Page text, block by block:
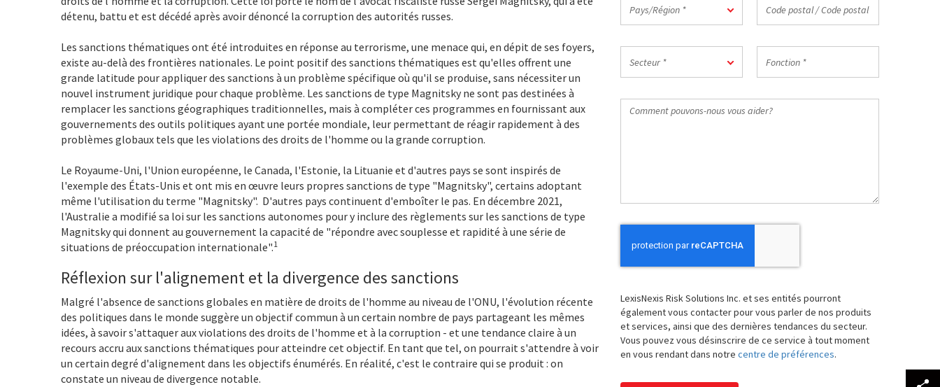
détenu, battu et est décédé après avoir dénoncé la corruption des autorités russes.
Les sanctions thématiques ont été introduites en réponse au terrorisme, une menace qui, en dépit de ses foyers,
existe au-delà des frontières nationales. Le point positif des sanctions thématiques est qu'elles offrent une
grande latitude pour appliquer des sanctions à un problème spécifique où qu'il se produise, sans nécessiter un
nouvel instrument juridique pour chaque problème. Les sanctions de type Magnitsky ne sont pas destinées à
remplacer les sanctions géographiques traditionnelles, mais à compléter ces programmes en fournissant aux
gouvernements des outils politiques ayant une portée mondiale, leur permettant de réagir rapidement à des
problèmes globaux tels que les violations des droits de l'homme ou la grande corruption.
Le Royaume-Uni, l'Union européenne, le Canada, l'Estonie, la Lituanie et d'autres pays se sont inspirés de
l'exemple des États-Unis et ont mis en œuvre leurs propres sanctions de type "Magnitsky", certains adoptant
même l'utilisation du terme "Magnitsky". D'autres pays continuent d'emboîter le pas. En décembre 2021,
l'Australie a modifié sa loi sur les sanctions autonomes pour y inclure des règlements sur les sanctions de type
Magnitsky qui donnent au gouvernement la capacité de "répondre avec souplesse et rapidité à une série de
situations de préoccupation internationale".1
Réflexion sur l'alignement et la divergence des sanctions
Malgré l'absence de sanctions globales en matière de droits de l'homme au niveau de l'ONU, l'évolution récente
des politiques dans le monde suggère un objectif commun à un certain nombre de pays partageant les mêmes
idées, à savoir s'attaquer aux violations des droits de l'homme et à la corruption - et une tendance claire à un
recours accru aux sanctions thématiques pour atteindre cet objectif. En tant que tel, on pourrait s'attendre à voir
un certain degré d'alignement dans les objectifs énumérés. En réalité, c'est le contraire qui se produit : on
constate un niveau de divergence notable.
Pays/Région *
postal
Code
postal
du
*
Secteur *
Comment
LexisNexis Risk Solutions Inc. et ses entités pourront
également vous contacter pour vous parler de nos produits
et services, ainsi que des dernières tendances du secteur.
Vous pouvez vous désinscrire de ce service à tout moment
en vous rendant dans notre centre de préférences.